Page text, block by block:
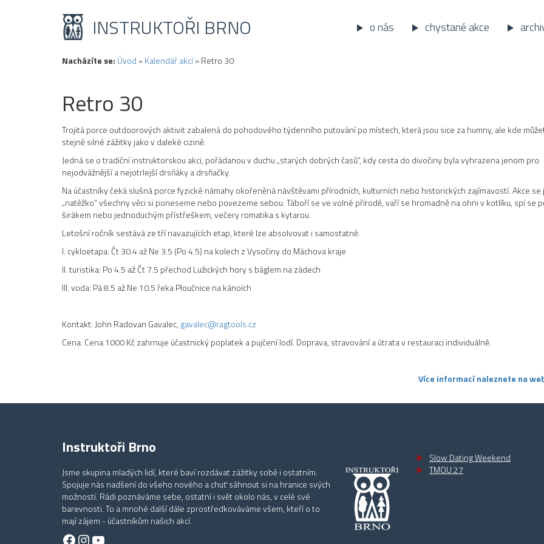
INSTRUKTOŘI BRNO o nás chystané akce
Nacházíte se: Úvod »Kalendář akcí»Retro 30
Retro 30
Trojitá porce outdoorových aktivit zabalená do pohodového týdenního putování po místech, která jsou sice za humny, ale kde
stejně silné zážitky jako v daleké cizině.
Jedná se o tradiční instruktorskou akci, pořádanou v duchu „starých dobrých časů“, kdy cesta do divočiny byla vyhrazena jenom pro
nejodvážnější a nejotrlejší drsňáky a drsňačky.
Na účastníky čeká slušná porce fyzické námahy okořeněná návštěvami přírodních, kulturních nebo historických zajímavostí. Akce se
„natěžko“ všechny věci si poneseme nebo povezeme sebou. Táboří se ve volné přírodě, vaří se hromadně na ohni v kotlíku, spí se
širákem nebo jednoduchým přístřeškem, večery romatika s kytarou.
Letošní ročník sestává ze tří navazujících etap, které lze absolvovat i samostatně.
I. cykloetapa: Čt 30.4 až Ne 3.5 (Po 4.5) na kolech z Vysočiny do Máchova kraje
II. turistika: Po 4.5 až Čt 7.5 přechod Lužických hory s báglem na zádech
III. voda: Pá 8.5 až Ne 10.5 řeka Ploučnice na kánoích
Kontakt: John Radovan Gavalec, gavalec@ragtools.cz
Cena: Cena 1000 Kč zahrnuje účastnický poplatek a pujčení lodí. Doprava, stravování a útrata v restauraci individuálně.
Více informací naleznete na
Instruktoři Brno
Jsme skupina mladých lidí, které baví rozdávat zážitky sobě i ostatním.
Spojuje nás nadšení do všeho nového a chuť sáhnout si na hranice svých
možností. Rádi poznáváme sebe, ostatní i svět okolo nás, v celé své
barevnosti. To a mnohé další dále zprostředkováváme všem, kteří o to
mají zájem - účastníkům našich akcí.
Facebook
Instagram
YouTube
Slow Dating Weekend
TMOU 27